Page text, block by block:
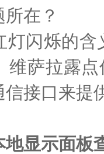
在？
灯闪烁的
维萨拉露
接口来提
显示面板